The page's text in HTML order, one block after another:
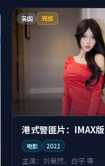
英国 完结
港式警匪片：IMAX版
电影 2021
主演： 刘昊然、白宇 等